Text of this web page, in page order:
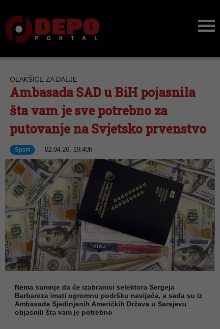
OLAKŠICE ZA DALJE
Ambasada SAD u BiH pojasnila
šta vam je sve potrebno za
putovanje na Svjetsko prvenstvo
Sport 02.04.26, 19:40h
Nema sumnje da će izabranici selektora Sergeja
Barbareza imati ogromnu podršku navijača, a sada su iz
Ambasade Sjedinjenih Američkih Država u Sarajevu
objasnili šta vam je potrebno